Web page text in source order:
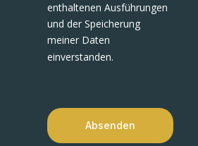
enthaltenen Ausführungen
und der Speicherung
meiner Daten
einverstanden.
Absenden